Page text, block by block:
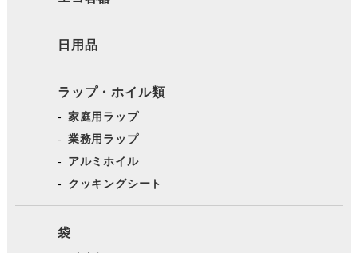
日用品
ラップ・ホイル類
家庭用ラップ
業務用ラップ
アルミホイル
クッキングシート
袋